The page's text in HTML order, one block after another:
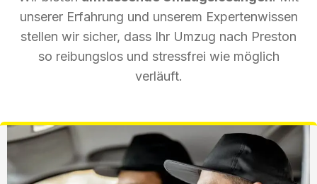
unserer Erfahrung und unserem Expertenwissen
stellen wir sicher, dass Ihr Umzug nach Preston
so reibungslos und stressfrei wie möglich
verläuft.